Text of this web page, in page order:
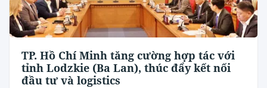
TP. Hồ Chí Minh tăng cường hợp tác với
tỉnh Lodzkie (Ba Lan), thúc đẩy kết nối
đầu tư và logistics